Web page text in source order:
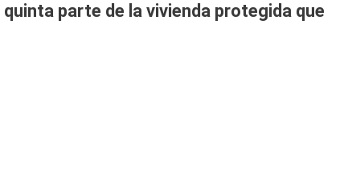
quinta parte de la vivienda protegida que